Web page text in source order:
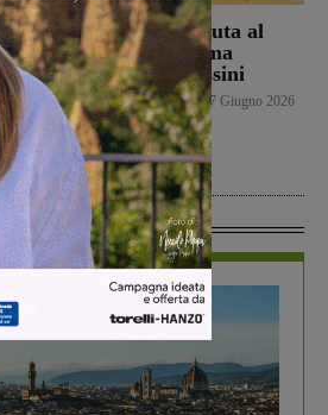
la
2026
Una brutta caduta al
Correntaio ferma
Alessandro Bossini
Senza categoria 17 Giugno 2026